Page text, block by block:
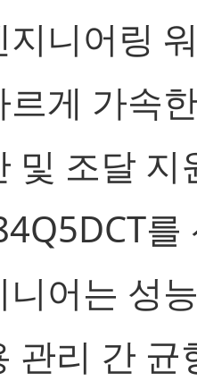
지니어링
르게 가속
및 조달 지
를
어는 성
관리 간 균